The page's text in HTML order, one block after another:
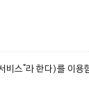
스"라 한다)를 이용